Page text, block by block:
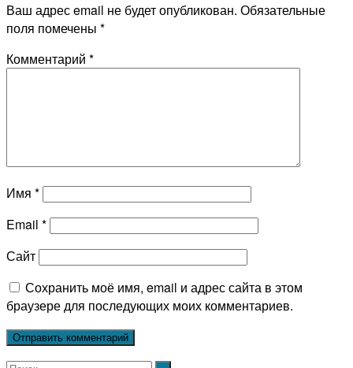
Ваш адрес email не будет опубликован. Обязательные
поля помечены *
Комментарий *
Имя *
Email *
Сайт
Сохранить моё имя, email и адрес сайта в этом
браузере для последующих моих комментариев.